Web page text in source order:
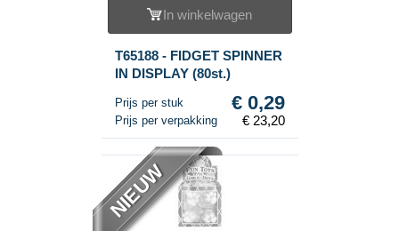
In winkelwagen
T65188 - FIDGET SPINNER
IN DISPLAY (80st.)
Prijs per stuk € 0,29
Prijs per verpakking € 23,20
NIEUW